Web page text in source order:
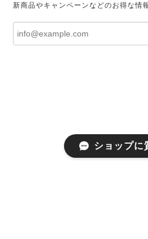
新商品やキャンペーンなどのお得な情
ショップに